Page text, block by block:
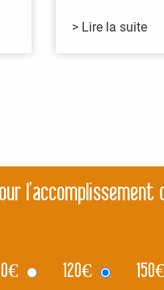
> Lire la suite
€ 120€ 150